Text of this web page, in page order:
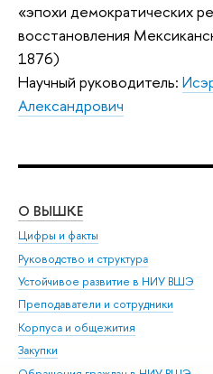
«эпохи демократических
восстановления
1876)
Научный руководитель:
Александрович
О ВЫШКЕ
Цифры и факты
Руководство и структура
Устойчивое развитие в НИУ ВШЭ
Преподаватели и сотрудники
Корпуса и общежития
Закупки